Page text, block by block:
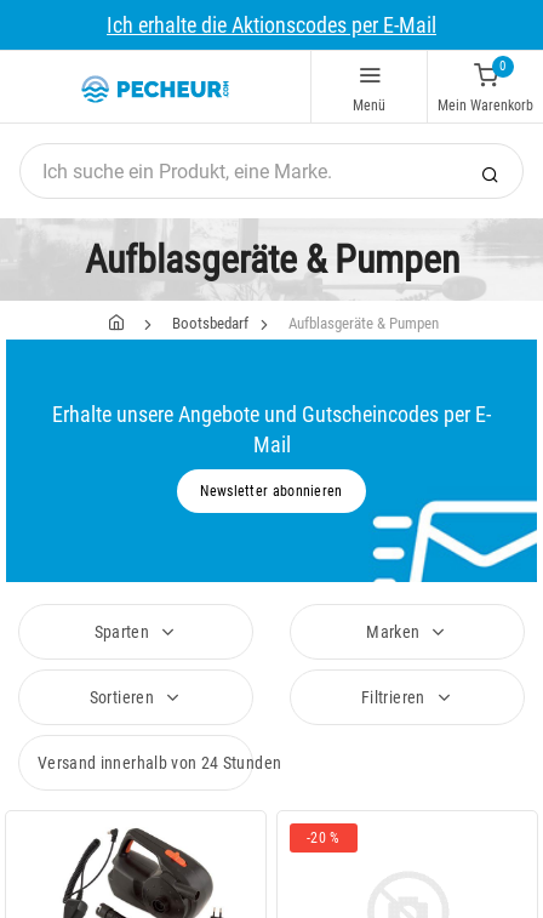
Ich erhalte die Aktionscodes per E-Mail
Menü
0
Mein Warenkorb
Aufblasgeräte & Pumpen
Bootsbedarf Aufblasgeräte & Pumpen
Erhalte unsere Angebote und Gutscheincodes per E-
Mail
Newsletter abonnieren
Sparten Marken
Sortieren Filtrieren
Versand innerhalb von 24 Stunden
-20 %